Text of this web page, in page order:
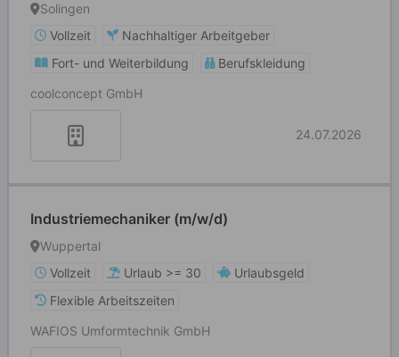
Solingen
Vollzeit
Nachhaltiger Arbeitgeber
Fort- und Weiterbildung
Berufskleidung
coolconcept GmbH
24.07.2026
Industriemechaniker (m/w/d)
Wuppertal
Vollzeit
Urlaub >= 30
Urlaubsgeld
Flexible Arbeitszeiten
WAFIOS Umformtechnik GmbH